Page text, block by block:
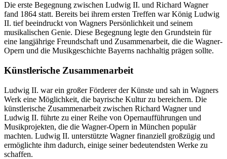
Die erste Begegnung zwischen Ludwig II. und Richard Wagner
fand 1864 statt. Bereits bei ihrem ersten Treffen war König Ludwig
II. tief beeindruckt von Wagners Persönlichkeit und seinem
musikalischen Genie. Diese Begegnung legte den Grundstein für
eine langjährige Freundschaft und Zusammenarbeit, die die Wagner-
Opern und die Musikgeschichte Bayerns nachhaltig prägen sollte.
Künstlerische Zusammenarbeit
Ludwig II. war ein großer Förderer der Künste und sah in Wagners
Werk eine Möglichkeit, die bayrische Kultur zu bereichern. Die
künstlerische Zusammenarbeit zwischen Richard Wagner und
Ludwig II. führte zu einer Reihe von Opernaufführungen und
Musikprojekten, die die Wagner-Opern in München populär
machten. Ludwig II. unterstützte Wagner finanziell großzügig und
ermöglichte ihm dadurch, einige seiner bedeutendsten Werke zu
schaffen.